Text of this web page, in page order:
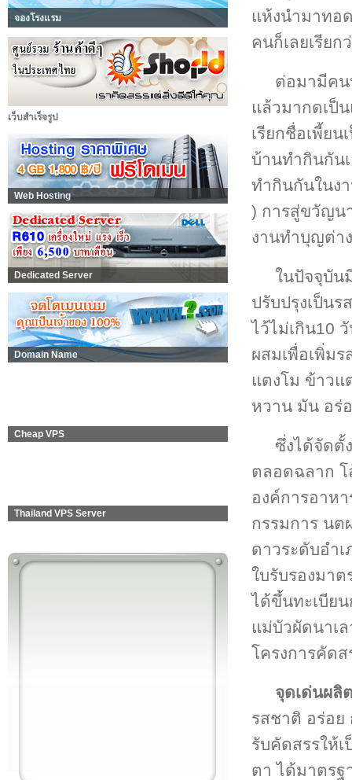
จองโรงแรม
เว็บสำเร็จรูป
Web Hosting
Dedicated Server
Domain Name
Cheap VPS
Thailand VPS Server
แห้งนำมาทอ
คนก็เลยเรียก
ต่อมามีคน
แล้วมากดเป็
เรียกชื่อเพี้ย
บ้านทำกินกัน
ทำกินกันในง
) การสู่ขวัญน
งานทำบุญต่า
ในปัจจุบัน
ปรับปรุงเป็น
ไว้ไม่เกิน10
ผสมเพื่อเพิ่ม
แตงโม ข้าว
หวาน มัน อร่
ซึ่งได้จัดตั้
ตลอดฉลาก
องค์การอาห
กรรมการ นต
ดาวระดับอำ
ใบรับรองมา
ได้ขึ้นทะเบีย
แม่บัวผัดนาเ
โครงการคัด
จุดเด่นผ
รสชาติ อร่อ
รับคัดสรรให้
ตา ได้มาตรฐ